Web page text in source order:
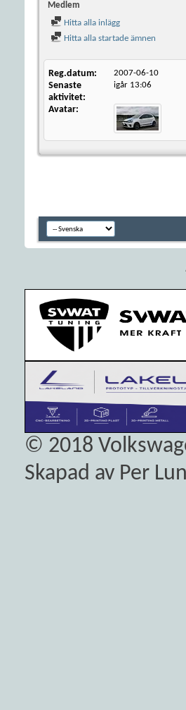
Medlem
Hitta alla inlägg
Hitta alla startade ämnen
Reg.datum 2007-06-10
Senaste
aktivitet
igår 13:06
Avatar
© 2018
Skapad av Per